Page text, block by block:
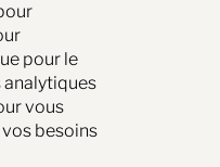
pour le
vous
besoins